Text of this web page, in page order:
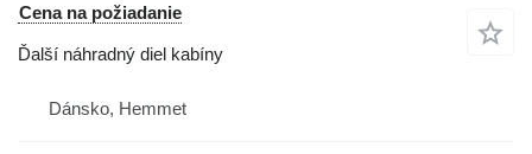
Cena na požiadanie
Ďalší náhradný diel kabíny
Dánsko, Hemmet